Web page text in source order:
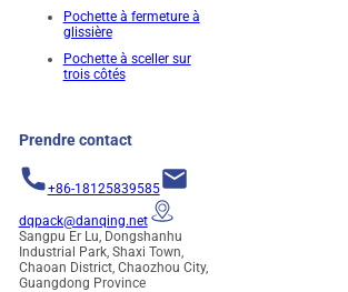
Pochette à fermeture à
glissière
Pochette à sceller sur
trois côtés
Prendre contact
+86-18125839585
dqpack@danqing.net
Sangpu Er Lu, Dongshanhu
Industrial Park, Shaxi Town,
Chaoan District, Chaozhou City,
Guangdong Province